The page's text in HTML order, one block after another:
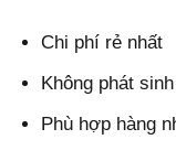
Chi phí rẻ nhất
Không phát
Phù hợp hàng